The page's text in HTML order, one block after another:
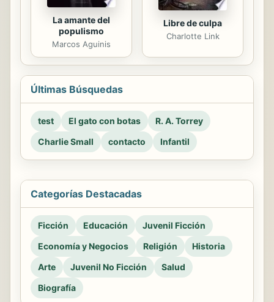
La amante del
populismo
Marcos Aguinis
Libre de culpa
Charlotte Link
Últimas Búsquedas
test El gato con botas
R. A. Torrey
Charlie Small
contacto Infantil
Categorías Destacadas
Ficción Educación
Juvenil Ficción
Economía y Negocios
Religión
Historia
Arte
Juvenil No Ficción
Salud
Biografía